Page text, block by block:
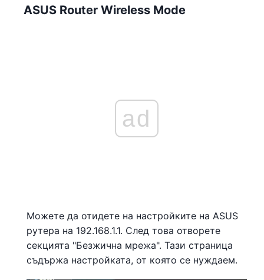
ASUS Router Wireless Mode
ad
Можете да отидете на настройките на ASUS
рутера на 192.168.1.1. След това отворете
секцията "Безжична мрежа". Тази страница
съдържа настройката, от която се нуждаем.